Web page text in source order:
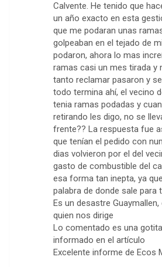
Calvente. He tenido que
un año exacto en esta
que me podaran unas
golpeaban en el tejado de
podaron, ahora lo mas
ramas casi un mes tirada y
tanto reclamar pasaron y
todo termina ahí, el vecino
tenia ramas podadas y
retirando les digo, no se
frente?? La respuesta fue
que tenían el pedido con
dias volvieron por el del
gasto de combustible del
esa forma tan inepta, ya
palabra de donde sale para
Es un desastre
quien nos dirige
Lo comentado es una
informado en el artículo
Excelente informe de Ecos